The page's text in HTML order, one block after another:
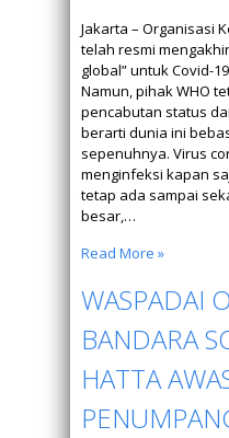
Jakarta – Organisasi
telah resmi
global” untuk Covid-
Namun, pihak WHO
pencabutan status
berarti dunia ini
sepenuhnya. Virus
menginfeksi kapan
tetap ada sampai
besar,…
Read More »
WASPADAI
BANDARA
HATTA